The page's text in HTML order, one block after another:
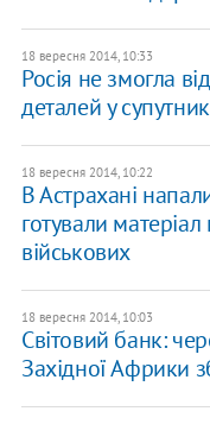
18 вересня 2014, 10:33
Росія не змогла
деталей у
18 вересня 2014, 10:22
В Астрахані
готували
військових
18 вересня 2014, 10:03
Світовий банк:
Західної Африки